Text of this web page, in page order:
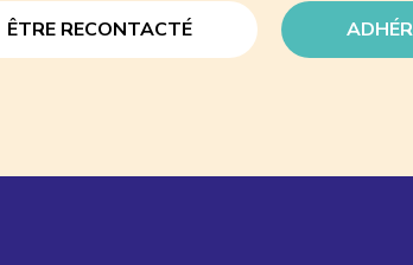
ÊTRE RECONTACTÉ